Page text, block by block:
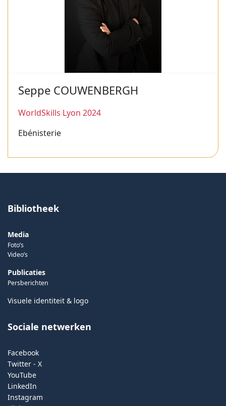
Seppe COUWENBERGH
WorldSkills Lyon 2024
Ebénisterie
Bibliotheek
Media
Foto’s
Video’s
Publicaties
Persberichten
Visuele identiteit & logo
Sociale netwerken
Facebook
Twitter - X
YouTube
LinkedIn
Instagram